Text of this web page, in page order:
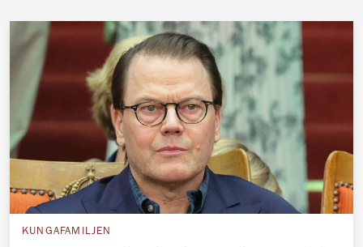
KUNGAFAMILJEN